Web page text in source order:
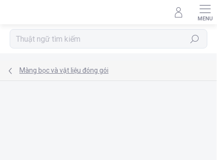
Tìm
kiếm
Màng bọc và vật liệu đóng gói